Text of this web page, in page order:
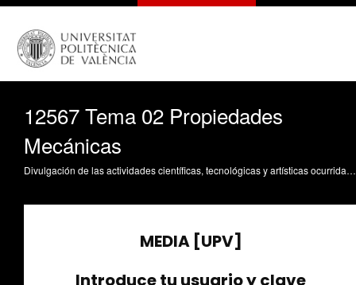
12567 Tema 02 Propiedades
Mecánicas
Divulgación de las actividades científicas, tecnológicas y artísticas ocurridas en los tres campus de la UPV